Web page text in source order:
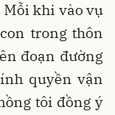
khi vào vụ
trong thôn
đoạn đường
quyền vận
tôi đồng ý